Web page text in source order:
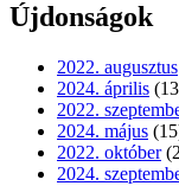
Újdonságok
2022. augusztus
2024. április
2022.
2024. május
2022. október
2024.